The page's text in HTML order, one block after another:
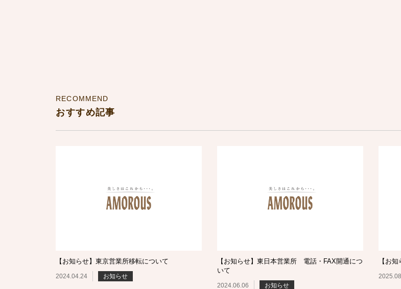
RECOMMEND
おすすめ記事
【お知らせ】東京営業所移転について
2024.04.24 お知らせ
【お知らせ】東日本営業所 電話・FAX開通につ
いて
2024.06.06 お知らせ
【お